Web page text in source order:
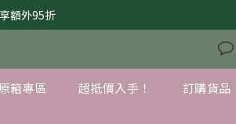
額外95折
箱專區 超抵價入手！ 訂購貨品